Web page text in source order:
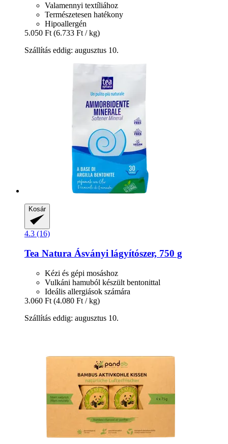
Valamennyi textíliához
Természetesen hatékony
Hipoallergén
5.050 Ft (6.733 Ft / kg)
Szállítás eddig: augusztus 10.
Kosár
4.3 (16)
Tea Natura Ásványi lágyítószer, 750 g
Kézi és gépi mosáshoz
Vulkáni hamuból készült bentonittal
Ideális allergiások számára
3.060 Ft (4.080 Ft / kg)
Szállítás eddig: augusztus 10.